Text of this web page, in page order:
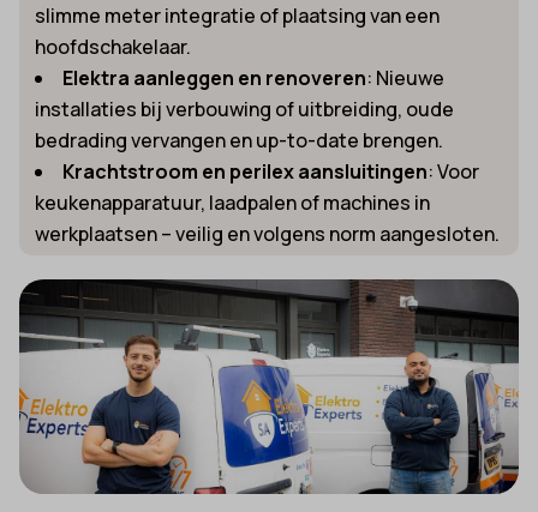
slimme meter integratie of plaatsing van een
hoofdschakelaar.
Elektra aanleggen en renoveren: Nieuwe
installaties bij verbouwing of uitbreiding, oude
bedrading vervangen en up-to-date brengen.
Krachtstroom en perilex aansluitingen: Voor
keukenapparatuur, laadpalen of machines in
werkplaatsen – veilig en volgens norm aangesloten.